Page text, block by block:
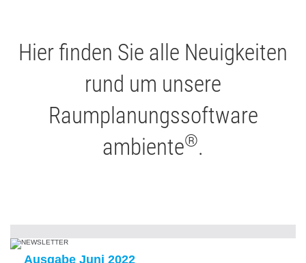
Hier finden Sie alle Neuigkeiten
rund um unsere
Raumplanungssoftware
ambiente®.